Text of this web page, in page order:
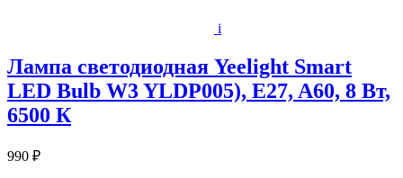
i
Лампа светодиодная Yeelight Smart
LED Bulb W3 YLDP005), E27, A60, 8 Вт,
6500 К
990 ₽